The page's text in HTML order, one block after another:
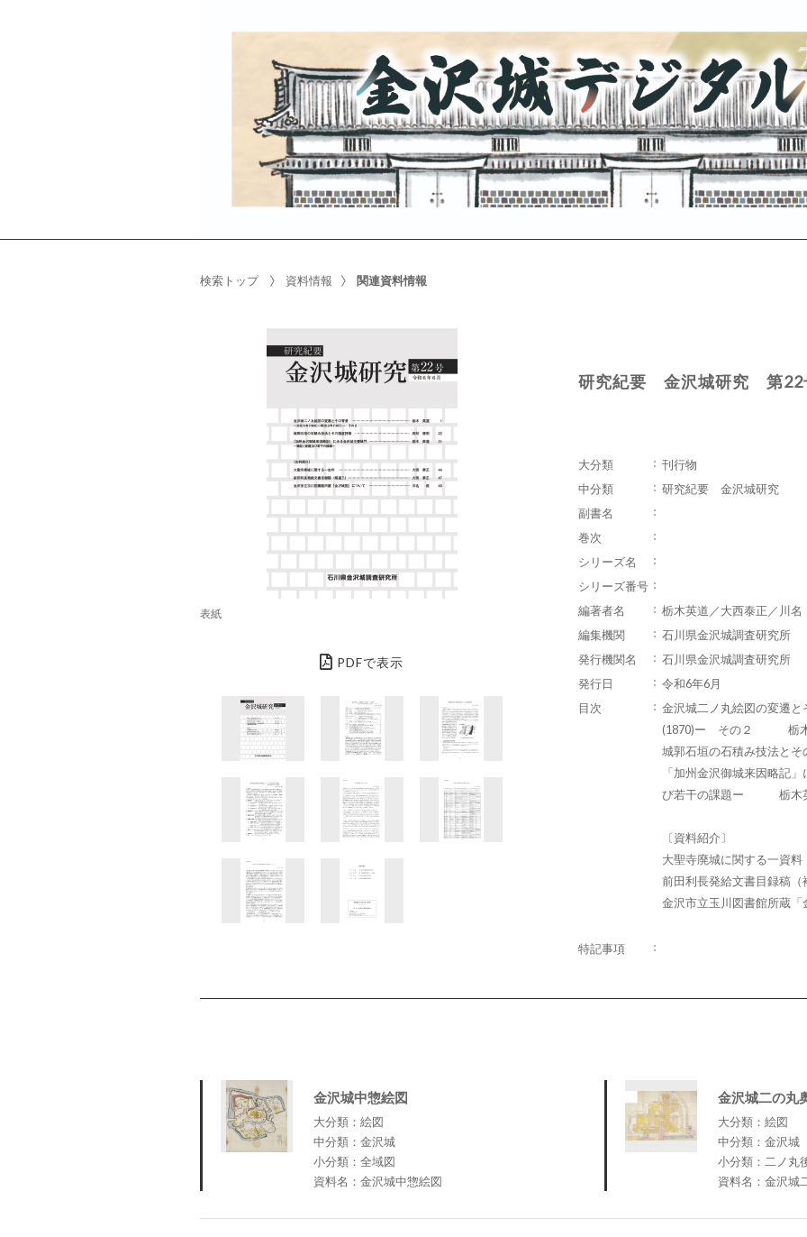
検索トップ 資料情報 関連資料情報
表紙
PDFで表示
研究紀要 金沢城研究 第22
大分類
刊行物
中分類
研究紀要 金沢城研究
副書名
巻次
シリーズ名
シリーズ番号
編著者名
栃木英道／大西泰正／川
編集機関
石川県金沢城調査研究所
発行機関名
石川県金沢城調査研究所
発行日
令和6年6月
目次
金沢城二ノ丸絵図の変遷
(1870)ー その２ 栃木
城郭石垣の石積み技法
「加州金沢御城来因略記
び若干の課題ー 栃木
〔資料紹介〕
大聖寺廃城に関する一
前田利長発給文書目録
金沢市立玉川図書館所
特記事項
金沢城中惣絵図
大分類：絵図
中分類：金沢城
小分類：全域図
資料名：金沢城中惣絵図
金沢城二の丸
大分類：絵図
中分類：金沢城
小分類：二ノ丸
資料名：金沢城